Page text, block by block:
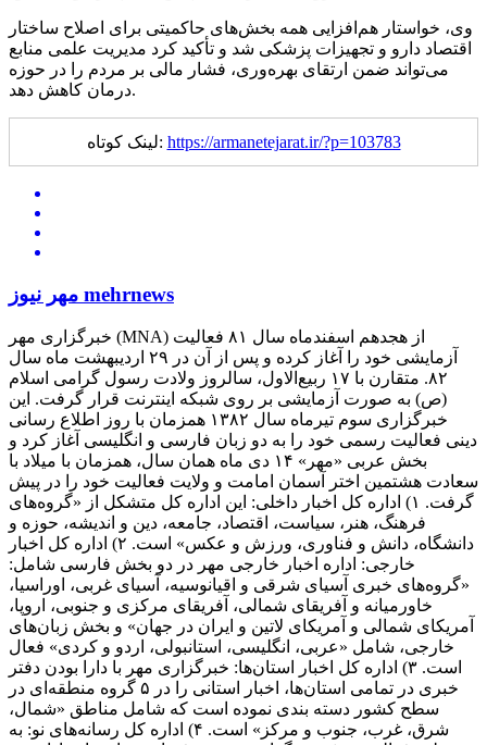
وی، خواستار هم‌افزایی همه بخش‌های حاکمیتی برای اصلاح ساختار
اقتصاد دارو و تجهیزات پزشکی شد و تأکید کرد مدیریت علمی منابع
می‌تواند ضمن ارتقای بهره‌وری، فشار مالی بر مردم را در حوزه
درمان کاهش دهد.
لینک کوتاه: https://armanetejarat.ir/?p=103783
مهر نیوز mehrnews
خبرگزاری مهر (MNA) از هجدهم اسفندماه سال ۸۱ فعالیت
آزمایشی خود را آغاز کرده و پس از آن در ۲۹ اردیبهشت ماه سال
۸۲. متقارن با ۱۷ ربیع‌الاول، سالروز ولادت رسول گرامی اسلام
(ص) به صورت آزمایشی بر روی شبکه اینترنت قرار گرفت. این
خبرگزاری سوم تیرماه سال ۱۳۸۲ همزمان با روز اطلاع رسانی
دینی فعالیت رسمی خود را به دو زبان فارسی و انگلیسی آغاز کرد و
بخش عربی «مهر» ۱۴ دی ماه همان سال، همزمان با میلاد با
سعادت هشتمین اختر آسمان امامت و ولایت فعالیت خود را در پیش
گرفت. ۱) اداره کل اخبار داخلی: این اداره کل متشکل از «گروه‌های
فرهنگ، هنر، سیاست، اقتصاد، جامعه، دین و اندیشه، حوزه و
دانشگاه، دانش و فناوری، ورزش و عکس» است. ۲) اداره کل اخبار
خارجی: اداره اخبار خارجی مهر در دو بخش فارسی شامل:
«گروه‌های خبری آسیای شرقی و اقیانوسیه، آسیای غربی، اوراسیا،
خاورمیانه و آفریقای شمالی، آفریقای مرکزی و جنوبی، اروپا،
آمریکای شمالی و آمریکای لاتین و ایران در جهان» و بخش زبان‌های
خارجی، شامل «عربی، انگلیسی، استانبولی، اردو و کردی» فعال
است. ۳) اداره کل اخبار استان‌ها: خبرگزاری مهر با دارا بودن دفتر
خبری در تمامی استان‌ها، اخبار استانی را در ۵ گروه منطقه‌ای در
سطح کشور دسته بندی نموده است که شامل مناطق «شمال،
شرق، غرب، جنوب و مرکز» است. ۴) اداره کل رسانه‌های نو: به